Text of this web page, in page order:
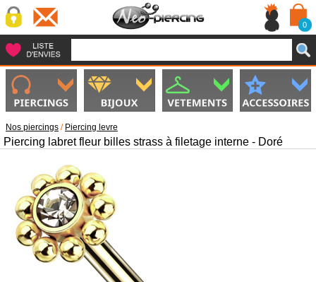
0
Nos piercings / Piercing levre
Piercing labret fleur billes strass à filetage interne - Doré